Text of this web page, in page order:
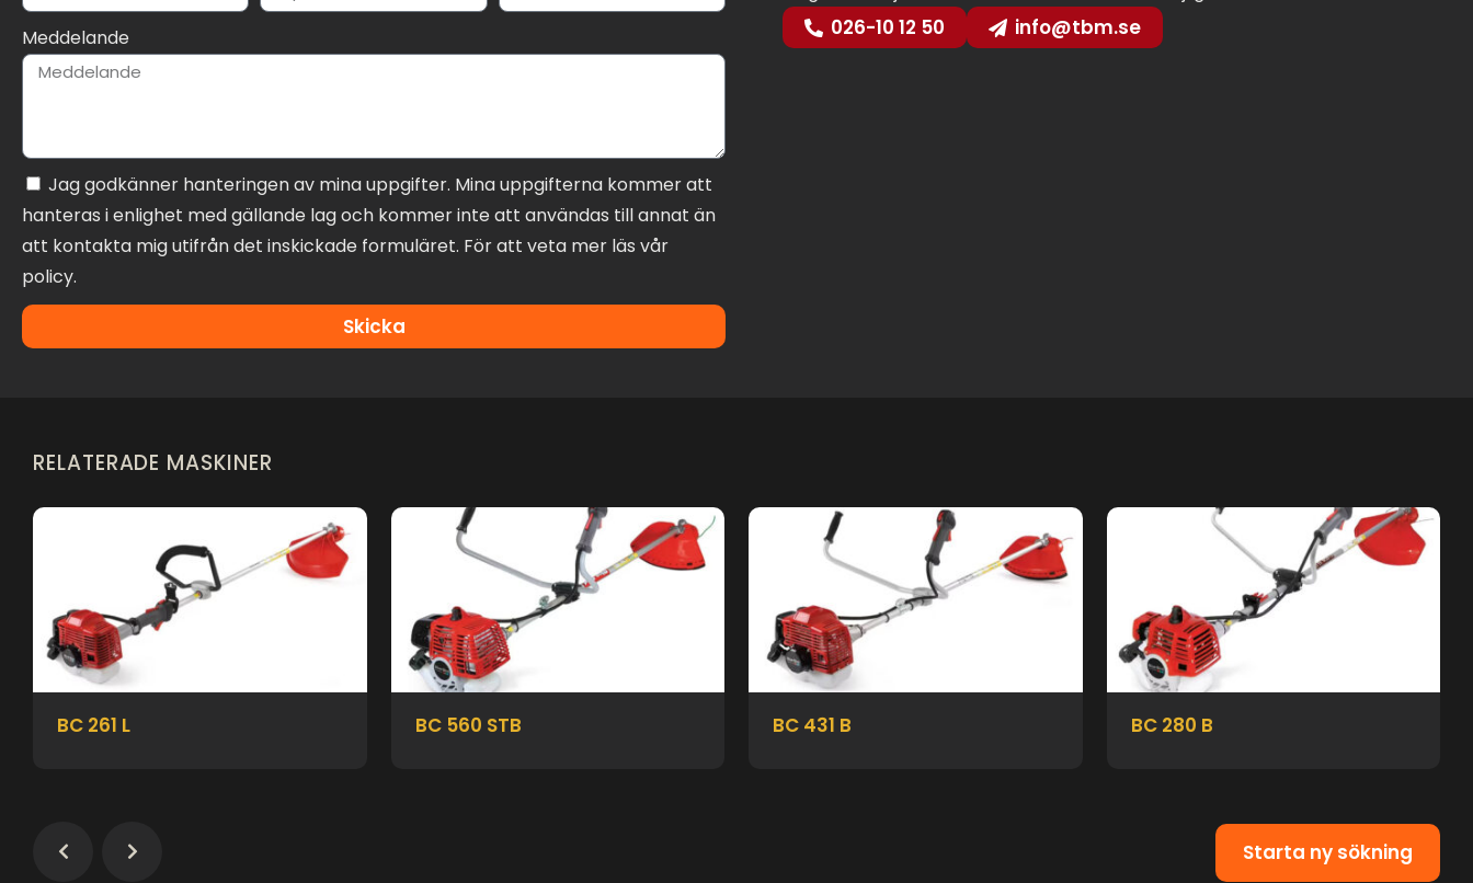
Meddelande
Jag godkänner hanteringen av mina uppgifter. Mina uppgifterna kommer att
hanteras i enlighet med gällande lag och kommer inte att användas till annat än
att kontakta mig utifrån det inskickade formuläret. För att veta mer läs vår
policy.
Skicka
026-10 12 50 info@tbm.se
RELATERADE MASKINER
BC 261 L BC 560 STB BC 431 B BC 280 B
Starta ny sökning